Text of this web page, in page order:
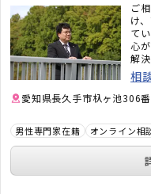
ご
け
て
心
解
相
愛知県長久手市杁ヶ池306
男性専門家在籍 オンライン相